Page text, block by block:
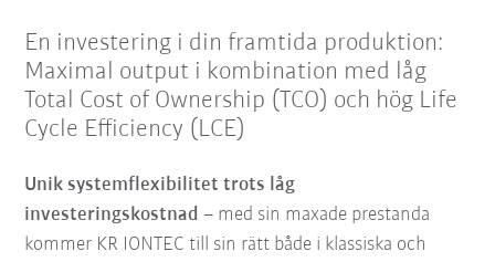
En investering i din framtida produktion:
Maximal output i kombination med låg
Total Cost of Ownership (TCO) och hög Life
Cycle Efficiency (LCE)
Unik systemflexibilitet trots låg
investeringskostnad – med sin maxade prestanda
kommer KR IONTEC till sin rätt både i klassiska och